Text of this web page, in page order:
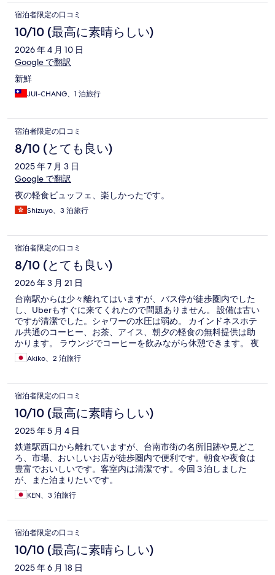
が付いていること。それも、ハイネケンの生ビール飲み放題。
料理も色々種類あり、美味しかったです。 無料のランドリーも
あり助かりました。 次、台南に来ることがありましたら、また
是非利用したいと思います。
宿泊者限定の口コミ
10/10 (最高に素晴らしい)
2026 年 4 月 10 日
Google で翻訳
新鮮
JUI-CHANG、1 泊旅行
宿泊者限定の口コミ
8/10 (とても良い)
2025 年 7 月 3 日
Google で翻訳
夜の軽食ビュッフェ、楽しかったです。
Shizuyo、3 泊旅行
宿泊者限定の口コミ
8/10 (とても良い)
2026 年 3 月 21 日
台南駅からは少々離れてはいますが、バス停が徒歩圏内でした
し、Uberもすぐに来てくれたので問題ありません。 設備は古い
ですが清潔でした。シャワーの水圧は弱め。 カインドネスホテ
ル共通のコーヒー、お茶、アイス、朝夕の軽食の無料提供は助
かります。 ラウンジでコーヒーを飲みながら休憩できます。 夜
はビールも無料でいただけたのでゆっくり楽しめました。 無料
のランドリーも良かったです。 冷房の効きは悪くないのです
暑かったです。 全体的に良いホテルです。
Akiko、2 泊旅行
宿泊者限定の口コミ
10/10 (最高に素晴らしい)
2025 年 5 月 4 日
鉄道駅西口から離れていますが、台南市街の名所旧跡や見どこ
ろ、市場、おいしいお店が徒歩圏内で便利です。朝食や夜食は
豊富でおいしいです。客室内は清潔です。今回３泊しました
が、また泊まりたいです。
KEN、3 泊旅行
宿泊者限定の口コミ
10/10 (最高に素晴らしい)
2025 年 6 月 18 日